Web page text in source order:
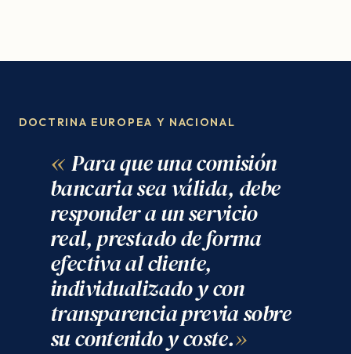
DOCTRINA EUROPEA Y NACIONAL
Para que una comisión
bancaria sea válida, debe
responder a un servicio
real, prestado de forma
efectiva al cliente,
individualizado y con
transparencia previa sobre
su contenido y coste.